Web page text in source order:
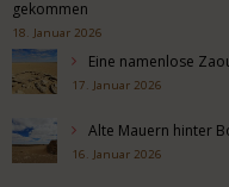
gekommen
18. Januar 2026
Eine namenlose
17. Januar 2026
Alte Mauern hinter
16. Januar 2026